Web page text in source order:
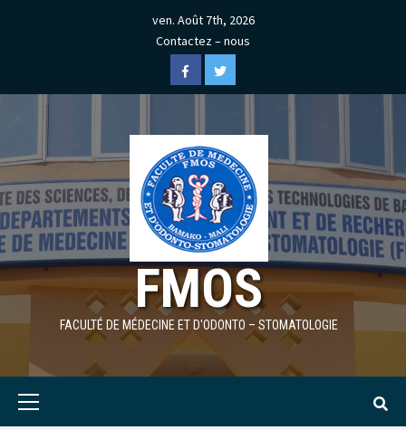
ven. Août 7th, 2026
Contactez – nous
FacebookTwitter
FMOS
FACULTÉ DE MÉDECINE ET D'ODONTO – STOMATOLOGIE